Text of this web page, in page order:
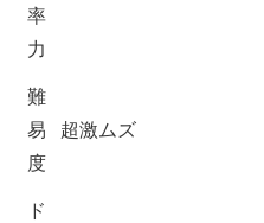
率
力
難
易
度
超激ムズ
ド